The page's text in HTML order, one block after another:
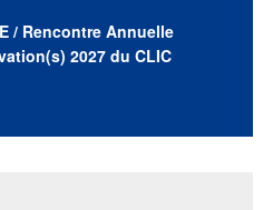
/ Rencontre Annuelle
2027 du CLIC